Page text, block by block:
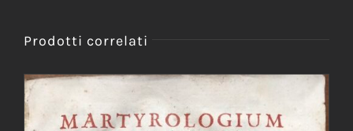
Prodotti correlati